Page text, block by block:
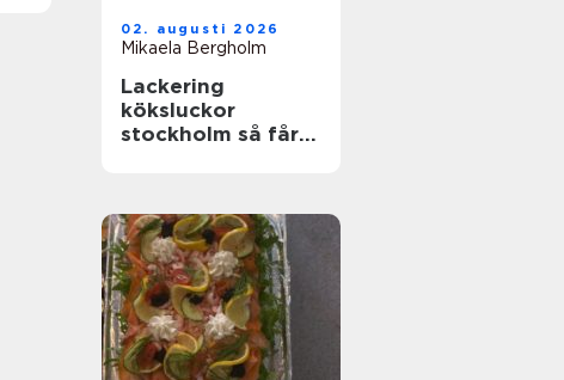
02. augusti 2026
Mikaela Bergholm
Lackering
köksluckor
stockholm så får